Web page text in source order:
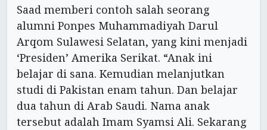
Saad memberi contoh salah seorang
alumni Ponpes Muhammadiyah Darul
Arqom Sulawesi Selatan, yang kini menjadi
‘Presiden’ Amerika Serikat. “Anak ini
belajar di sana. Kemudian melanjutkan
studi di Pakistan enam tahun. Dan belajar
dua tahun di Arab Saudi. Nama anak
tersebut adalah Imam Syamsi Ali. Sekarang